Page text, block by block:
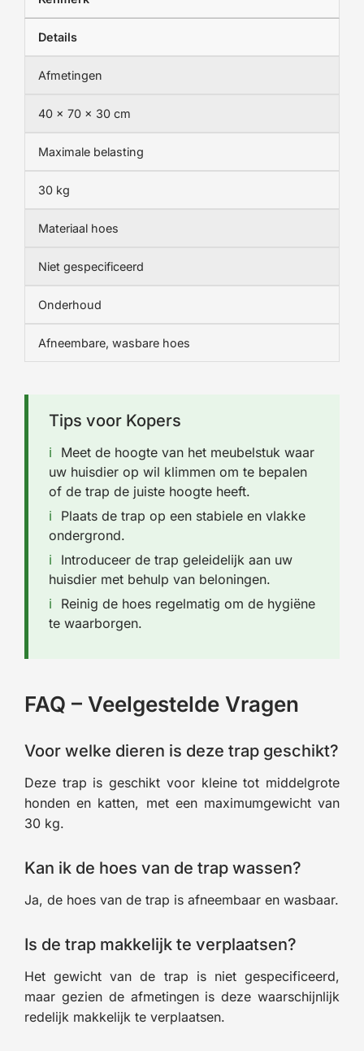
Details
Afmetingen
40 × 70 × 30 cm
Maximale belasting
30 kg
Materiaal hoes
Niet gespecificeerd
Onderhoud
Afneembare, wasbare hoes
Tips voor Kopers
Meet de hoogte van het meubelstuk waar
uw huisdier op wil klimmen om te bepalen
of de trap de juiste hoogte heeft.
Plaats de trap op een stabiele en vlakke
ondergrond.
Introduceer de trap geleidelijk aan uw
huisdier met behulp van beloningen.
Reinig de hoes regelmatig om de hygiëne
te waarborgen.
FAQ – Veelgestelde Vragen
Voor welke dieren is deze trap geschikt?
Deze trap is geschikt voor kleine tot middelgrote
honden en katten, met een maximumgewicht van
30 kg.
Kan ik de hoes van de trap wassen?
Ja, de hoes van de trap is afneembaar en wasbaar.
Is de trap makkelijk te verplaatsen?
Het gewicht van de trap is niet gespecificeerd,
maar gezien de afmetingen is deze waarschijnlijk
redelijk makkelijk te verplaatsen.